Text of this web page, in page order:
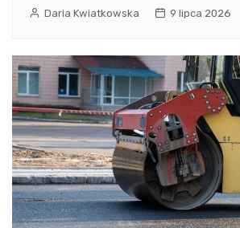
Daria Kwiatkowska 9 lipca 2026